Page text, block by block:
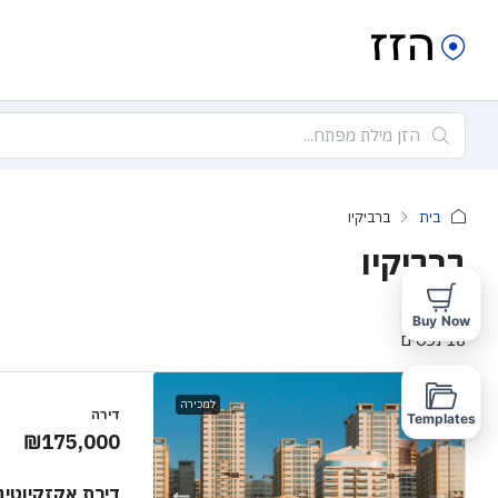
בית ברביקיו
ברביקיו
18 נכסים
למכירה
דירה
₪175,000
דירת
Buy Now
Templates